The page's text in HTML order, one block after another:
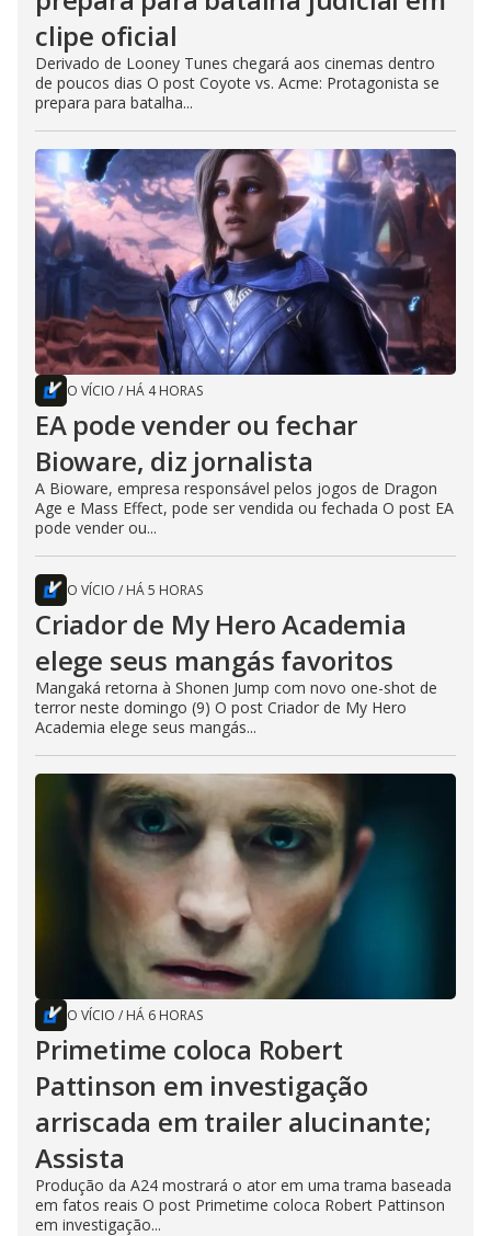
clipe oficial
Derivado de Looney Tunes chegará aos cinemas dentro
de poucos dias O post Coyote vs. Acme: Protagonista se
prepara para batalha...
O VÍCIO / HÁ 4 HORAS
EA pode vender ou fechar
Bioware, diz jornalista
A Bioware, empresa responsável pelos jogos de Dragon
Age e Mass Effect, pode ser vendida ou fechada O post EA
pode vender ou...
O VÍCIO / HÁ 5 HORAS
Criador de My Hero Academia
elege seus mangás favoritos
Mangaká retorna à Shonen Jump com novo one-shot de
terror neste domingo (9) O post Criador de My Hero
Academia elege seus mangás...
O VÍCIO / HÁ 6 HORAS
Primetime coloca Robert
Pattinson em investigação
arriscada em trailer alucinante;
Assista
Produção da A24 mostrará o ator em uma trama baseada
em fatos reais O post Primetime coloca Robert Pattinson
em investigação...